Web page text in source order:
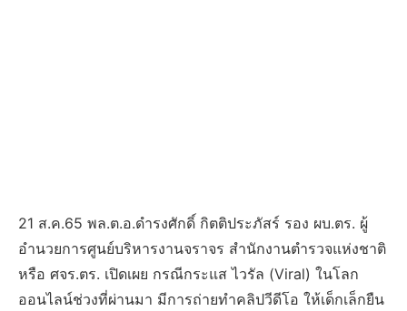
21 ส.ค.65 พล.ต.อ.ดำรงศักดิ์ กิตติประภัสร์ รอง ผบ.ตร. ผู้
อำนวยการศูนย์บริหารงานจราจร สำนักงานตำรวจแห่งชาติ
หรือ ศจร.ตร. เปิดเผย กรณีกระแส ไวรัล (Viral) ในโลก
ออนไลน์ช่วงที่ผ่านมา มีการถ่ายทำคลิปวีดีโอ ให้เด็กเล็กยืน